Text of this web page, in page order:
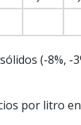
(-8%, -
por litro